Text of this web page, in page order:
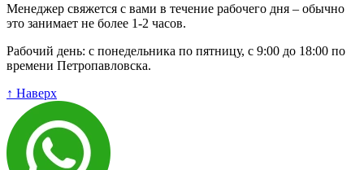
Менеджер свяжется с вами в течение рабочего дня – обычно
это занимает не более 1-2 часов.
Рабочий день: с понедельника по пятницу, с 9:00 до 18:00 по
времени Петропавловска.
↑ Наверх